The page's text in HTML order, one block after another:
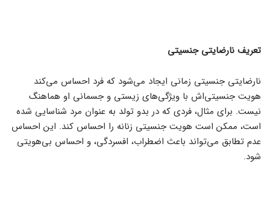
تعریف نارضایتی جنسیتی
نارضایتی جنسیتی زمانی ایجاد می‌شود که فرد احساس می‌کند
هویت جنسیتی‌اش با ویژگی‌های زیستی و جسمانی او هماهنگ
نیست. برای مثال، فردی که در بدو تولد به عنوان مرد شناسایی شده
است، ممکن است هویت جنسیتی زنانه را احساس کند. این احساس
عدم تطابق می‌تواند باعث اضطراب، افسردگی، و احساس بی‌هویتی
شود.